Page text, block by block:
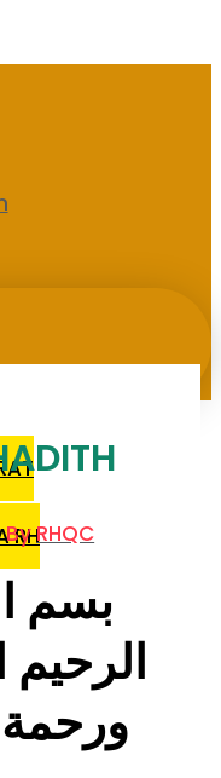
RHRHQC
بسم
ورحمة